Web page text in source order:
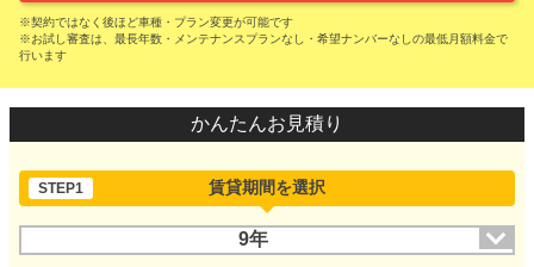
※契約ではなく後ほど車種・プラン変更が可能です
※お試し審査は、最長年数・メンテナンスプランなし・希望ナンバーなしの最低月額料金で
行います
かんたんお見積り
STEP1 賃貸期間を選択
9年